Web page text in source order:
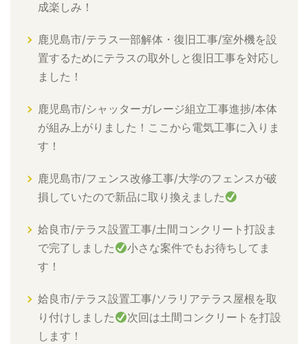
成楽しみ！
鹿児島市/テラス一部解体・復旧工事/室外機を設
置するためにテラスの取外しと復旧工事を対応し
ました！
鹿児島市/シャッターガレージ組立工事進捗/本体
が組み上がりました！ここから電気工事に入りま
す！
鹿児島市/フェンス改修工事/大学のフェンスが破
損していたので新品に取り換えました
姶良市/テラス設置工事/土間コンクリート打設ま
で完了しました
小さな案件でもお待ちしてま
す！
姶良市/テラス設置工事/ソラリアテラス屋根を取
り付けしました
次回は土間コンクリートを打設
します！